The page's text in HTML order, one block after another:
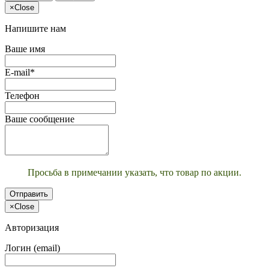
×Close
Напишите нам
Ваше имя
E-mail*
Телефон
Ваше сообщение
Просьба в примечании указать, что товар по акции.
Отправить
×Close
Авторизация
Логин (email)